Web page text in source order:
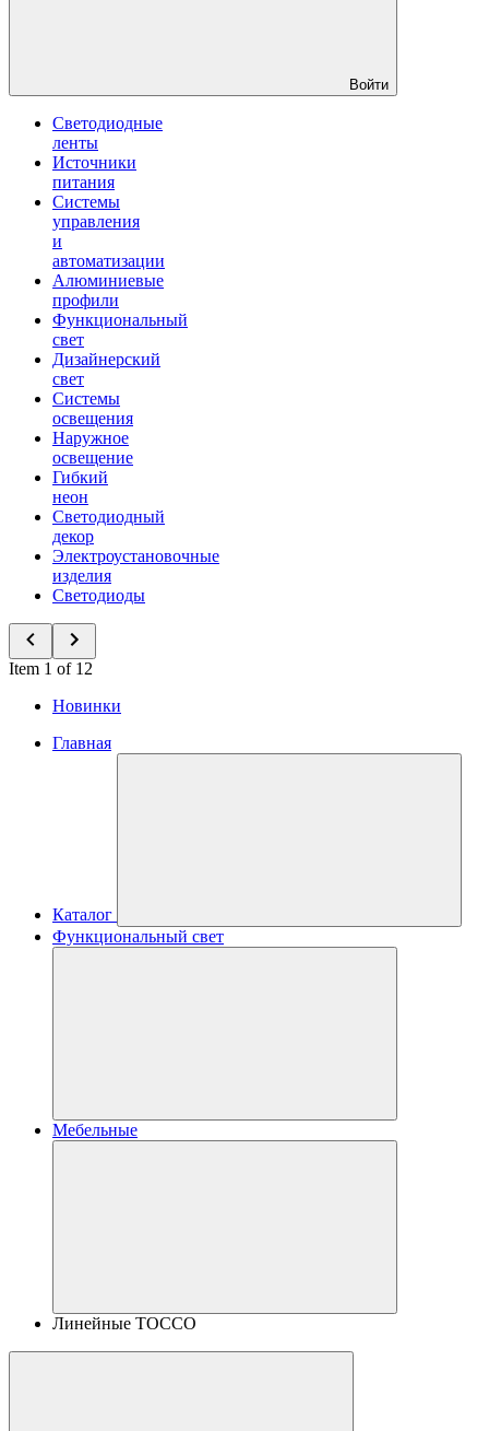
Войти
Светодиодные
ленты
Источники
питания
Системы
управления
и
автоматизации
Алюминиевые
профили
Функциональный
свет
Дизайнерский
свет
Системы
освещения
Наружное
освещение
Гибкий
неон
Светодиодный
декор
Электроустановочные
изделия
Светодиоды
Item 1 of 12
Новинки
Главная
Каталог
Функциональный свет
Мебельные
Линейные TOCCO